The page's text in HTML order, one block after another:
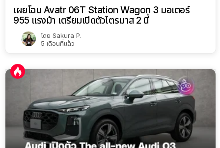
เผยโฉม Avatr 06T Station Wagon 3 มอเตอร์
955 แรงม้า เตรียมเปิดตัวไตรมาส 2 นี้
โดย Sakura P.
5 เดือนที่แล้ว